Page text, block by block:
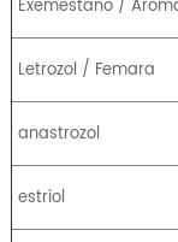
Exemestano /
Letrozol / Femara
anastrozol
estriol